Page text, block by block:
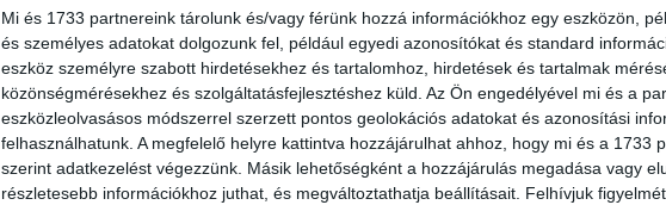
Mi és 1733 partnereink tárolunk és/vagy férünk hozzá információkhoz egy eszközön,
és személyes adatokat dolgozunk fel, például egyedi azonosítókat és standard
eszköz személyre szabott hirdetésekhez és tartalomhoz, hirdetések és tartalmak
közönségmérésekhez és szolgáltatásfejlesztéshez küld. Az Ön engedélyével mi és a
eszközleolvasásos módszerrel szerzett pontos geolokációs adatokat és azonosítási
felhasználhatunk. A megfelelő helyre kattintva hozzájárulhat ahhoz, hogy mi és a 1733
szerint adatkezelést végezzünk. Másik lehetőségként a hozzájárulás megadása vagy
részletesebb információkhoz juthat, és megváltoztathatja beállításait. Felhívjuk